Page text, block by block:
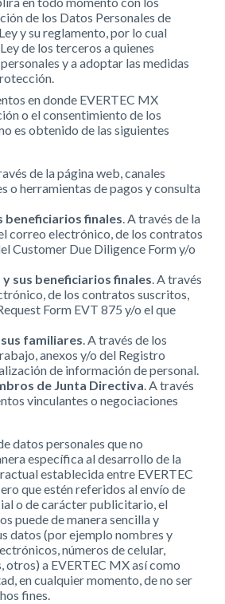
de los Datos Personales de
y su reglamento, por lo cual
de los terceros a quienes
y a adoptar las medidas
en donde EVERTEC MX
o el consentimiento de los
es obtenido de las siguientes
de la página web, canales
o herramientas de pagos y consulta
beneficiarios finales. A través de la
correo electrónico, de los contratos
Customer Due Diligence Form y/o
sus beneficiarios finales. A través
de los contratos suscritos,
Form EVT 875 y/o el que
familiares. A través de los
anexos y/o del Registro
de información de personal.
de Junta Directiva. A través
vinculantes o negociaciones
datos personales que no
específica al desarrollo de la
establecida entre EVERTEC
que estén referidos al envío de
o de carácter publicitario, el
puede de manera sencilla y
datos (por ejemplo nombres y
números de celular,
otros) a EVERTEC MX así como
en cualquier momento, de no ser
fines.